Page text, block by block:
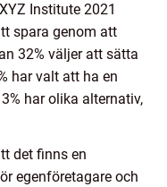
Institute 2021
spara genom att
32% väljer att sätta
har valt att ha en
har olika alternativ,
det finns en
egenföretagare och